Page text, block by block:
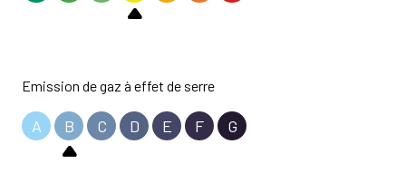
Emission de gaz à effet de serre
A B C D E F G